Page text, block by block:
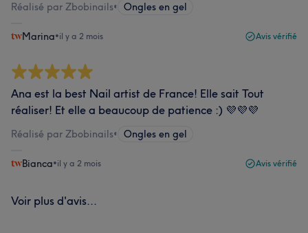
Réalisé par Zbobinails• Ongles en gel
Marina•il y a 2 mois Avis vérifié
Ana est la best Nail artist de France! Elle sait Tout
réaliser! Et elle a beaucoup de patience :) 💜💜💜
Réalisé par Zbobinails• Ongles en gel
Bianca•il y a 2 mois Avis vérifié
Voir plus d'avis...